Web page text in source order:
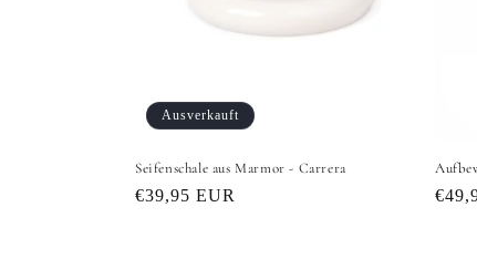
Ausverkauft
Seifenschale aus Marmor - Carrera
Normaler
€39,95 EUR